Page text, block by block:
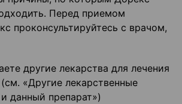
Перед приемом
проконсультируйтесь с врачом,
другие лекарства для лечения
«Другие лекарственные
данный препарат»)